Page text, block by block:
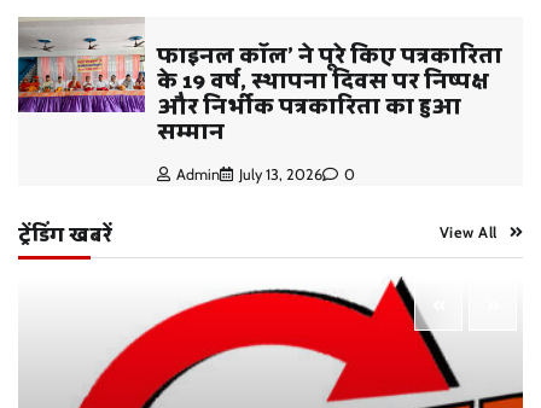
फाइनल कॉल’ ने पूरे किए पत्रकारिता
के 19 वर्ष, स्थापना दिवस पर निष्पक्ष
और निर्भीक पत्रकारिता का हुआ
सम्मान
Admin July 13, 2026 0
ट्रेंडिंग खबरें View All